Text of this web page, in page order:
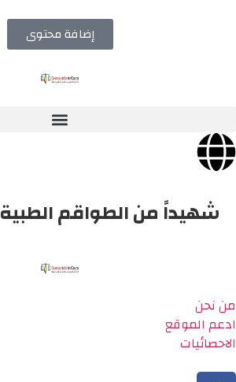
إضافة محتوى
شهيداً من الطواقم الطبية
من نحن
ادعم الموقع
الاحصائيات